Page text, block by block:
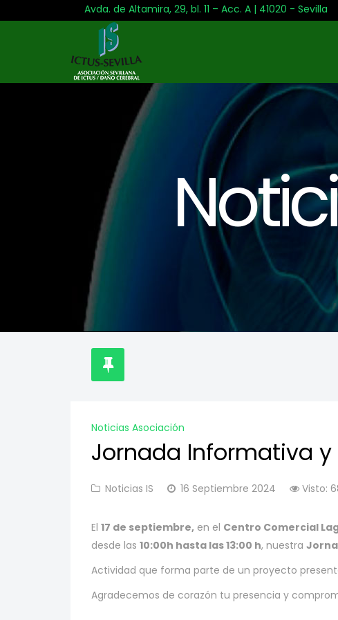
Avda. de Altamira, 29, bl. 11 – Acc. A | 41020 - Sevilla
Noticias Asociación
Jornada Informativa y
Noticias IS 16 Septiembre 2024 Visto:
El 17 de septiembre, en el Centro Comercial
desde las 10:00h hasta las 13:00 h, nuestra
Actividad que forma parte de un proyecto
Agradecemos de corazón tu presencia y